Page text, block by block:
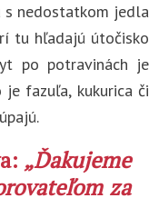
s nedostatkom jedla
tu hľadajú útočisko
po potravinách je
fazuľa, kukurica či
„Ďakujeme
za